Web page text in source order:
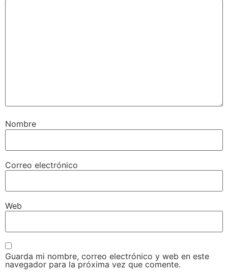
Nombre
Correo electrónico
Web
Guarda mi nombre, correo electrónico y web en este
navegador para la próxima vez que comente.